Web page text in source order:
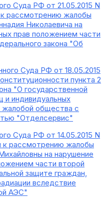
Суда РФ от 21.05.2015 N
к рассмотрению жалобы
Николаевича на
прав положением части
закона "Об
Суда РФ от 18.05.2015
пункта 2
"О государственной
и индивидуальных
жалобой общества с
"Отделсервис"
Суда РФ от 14.05.2015 N
к рассмотрению жалобы
на нарушение
части второй
защите граждан,
вследствие
АЭС"